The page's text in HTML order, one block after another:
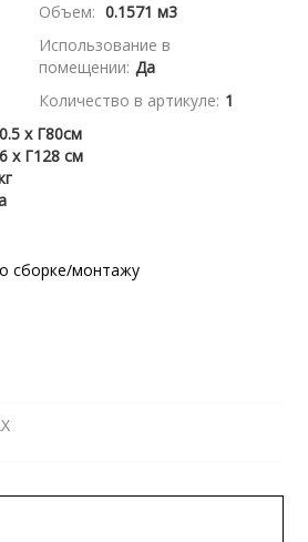
Объем: 0.1571 м3
Использование в
помещении: Да
Количество в артикуле: 1
x Г80см
x Г128 см
сборке/монтажу